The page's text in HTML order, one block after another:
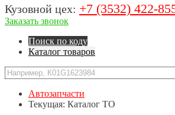
Кузовной цех: +7 (3532) 422-
Заказать звонок
Поиск по коду
Каталог товаров
Автозапчасти
Текущая: Каталог ТО